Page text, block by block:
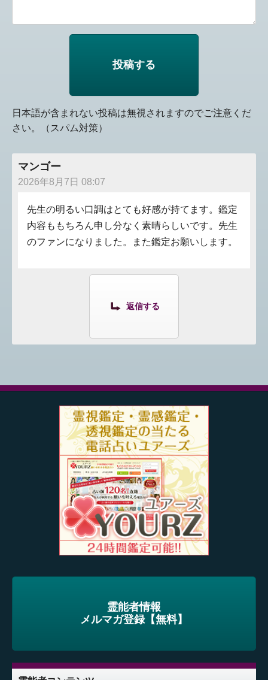
日本語が含まれない投稿は無視されますのでご注意くだ
さい。（スパム対策）
マンゴー
2026年8月7日 08:07
先生の明るい口調はとても好感が持てます。鑑定
内容ももちろん申し分なく素晴らしいです。先生
のファンになりました。また鑑定お願いします。
返信する
霊能者情報
メルマガ登録【無料】